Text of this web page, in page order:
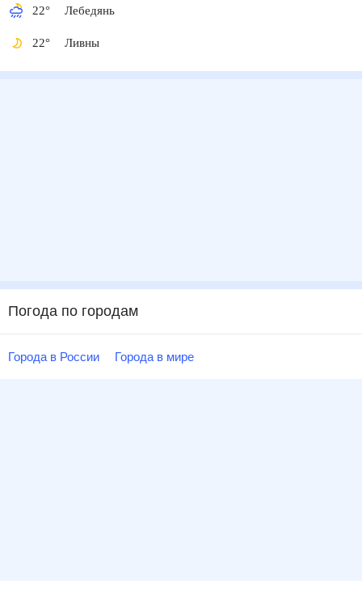
22° Лебедянь
22° Ливны
Погода по городам
Города в России Города в мире